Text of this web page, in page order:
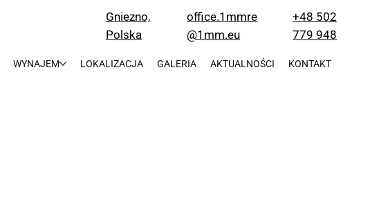
Gniezno,
Polska
office.1mmre
@1mm.eu
+48 502
779 948
WYNAJEM LOKALIZACJA GALERIA AKTUALNOŚCI KONTAKT